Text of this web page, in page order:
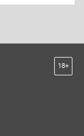
18+